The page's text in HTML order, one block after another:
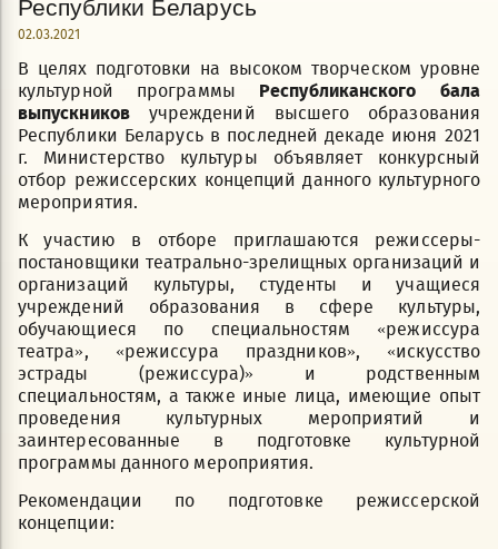
Республики Беларусь
02.03.2021
В целях подготовки на высоком творческом уровне
культурной программы Республиканского бала
выпускниковучреждений высшего образования
Республики Беларусь в последней декаде июня 2021
г. Министерство культуры объявляет конкурсный
отбор режиссерских концепций данного культурного
мероприятия.
К участию в отборе приглашаются режиссеры-
постановщики театрально-зрелищных организаций и
организаций культуры, студенты и учащиеся
учреждений образования в сфере культуры,
обучающиеся по специальностям «режиссура
театра», «режиссура праздников», «искусство
эстрады (режиссура)» и родственным
специальностям, а также иные лица, имеющие опыт
проведения культурных мероприятий и
заинтересованные в подготовке культурной
программы данного мероприятия.
Рекомендации по подготовке режиссерской
концепции: